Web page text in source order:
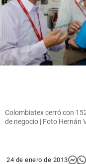
Colombiatex cerró con
de negocio | Foto Hernán
24 de enero de 2013